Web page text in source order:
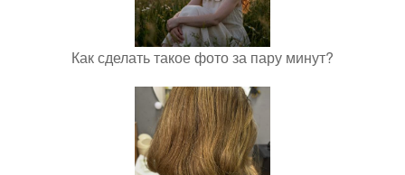
Как сделать такое фото за пару минут?